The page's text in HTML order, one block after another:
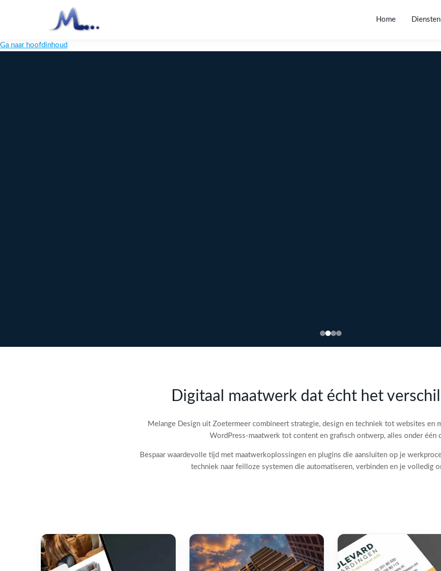
Home Diensten
Ga naar hoofdinhoud
Digitaal maatwerk dat écht het
Melange Design uit Zoetermeer combineert strategie, design en techniek tot websites en
WordPress-maatwerk tot content en grafisch ontwerp, alles onder één
Bespaar waardevolle tijd met maatwerkoplossingen en plugins die aansluiten op je
techniek naar feilloze systemen die automatiseren, verbinden en je volledig